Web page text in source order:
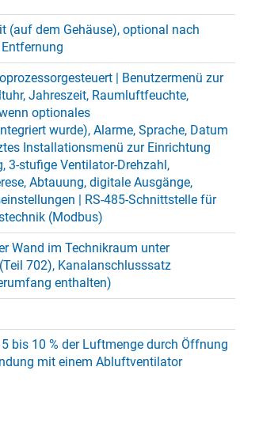
(auf dem Gehäuse), optional nach
| Benutzermenü zur
Jahreszeit, Raumluftfeuchte,
optionales
wurde), Alarme, Sprache, Datum
Installationsmenü zur Einrichtung
3-stufige Ventilator-Drehzahl,
Abtauung, digitale Ausgänge,
| RS-485-Schnittstelle für
(Modbus)
Wand im Technikraum unter
702), Kanalanschlusssatz
enthalten)
bis 10 % der Luftmenge durch Öffnung
mit einem Abluftventilator